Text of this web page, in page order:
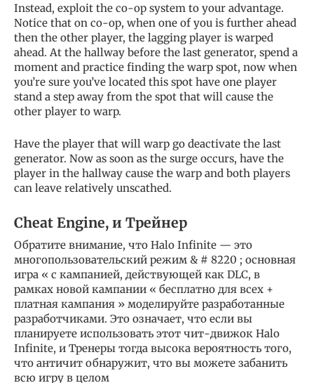
Instead, exploit the co-op system to your advantage.
Notice that on co-op, when one of you is further ahead
then the other player, the lagging player is warped
ahead. At the hallway before the last generator, spend a
moment and practice finding the warp spot, now when
you’re sure you’ve located this spot have one player
stand a step away from the spot that will cause the
other player to warp.
Have the player that will warp go deactivate the last
generator. Now as soon as the surge occurs, have the
player in the hallway cause the warp and both players
can leave relatively unscathed.
Cheat Engine, и Трейнер
Обратите внимание, что Halo Infinite — это
многопользовательский режим & # 8220 ; основная
игра « с кампанией, действующей как DLC, в
рамках новой кампании « бесплатно для всех +
платная кампания » моделируйте разработанные
разработчиками. Это означает, что если вы
планируете использовать этот чит-движок Halo
Infinite, и Тренеры тогда высока вероятность того,
что античит обнаружит, что вы можете забанить
всю игру в целом